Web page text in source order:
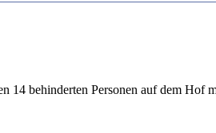
14 behinderten Personen auf dem Hof